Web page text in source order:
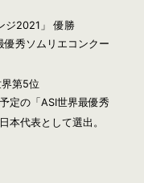
ジ2021」 優勝
秀ソムリエコンクー
第5位
定の「ASI世界最優秀
本代表として選出。